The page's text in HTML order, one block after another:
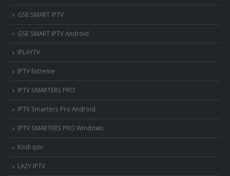
‎GSE SMART IPTV
GSE SMART IPTV Android
IPLAYTV
IPTV Extreme
IPTV SMARTERS PRO
IPTV Smarters Pro Android
IPTV SMARTERS PRO Windows
Kodi iptv
LAZY IPTV